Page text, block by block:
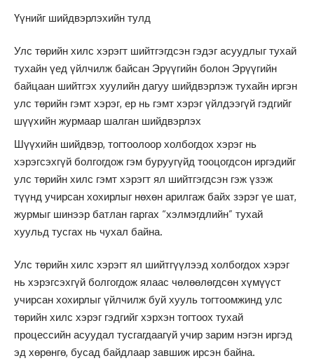
Үүнийг шийдвэрлэхийн тулд
Улс төрийн хилс хэрэгт шийтгэгдсэн гэдэг асуудлыг тухай
тухайн үед үйлчилж байсан Эрүүгийн болон Эрүүгийн
байцаан шийтгэх хуулийн дагуу шийдвэрлэж тухайн иргэн
улс төрийн гэмт хэрэг, ер нь гэмт хэрэг үйлдээгүй гэдгийг
шүүхийн журмаар шалган шийдвэрлэх
Шүүхийн шийдвэр, тогтоолоор холбогдох хэрэг нь
хэрэгсэхгүй болгогдож гэм буруугүйд тооцогдсон иргэдийг
улс төрийн хилс гэмт хэрэгт ял шийтгэгдсэн гэж үзэж
түүнд учирсан хохирлыг нөхөн арилгаж байх зэрэг үе шат,
журмыг шинээр батлан гаргах “хэлмэгдлийн” тухай
хуульд тусгах нь чухал байна.
Улс төрийн хилс хэрэгт ял шийтгүүлээд холбогдох хэрэг
нь хэрэгсэхгүй болгогдож ялаас чөлөөлөгдсөн хүмүүст
учирсан хохирлыг үйлчилж буй хууль тогтоомжинд улс
төрийн хилс хэрэг гэдгийг хэрхэн тогтоох тухай
процессийн асуудал тусгагдаагүй учир зарим нэгэн иргэд
эд хөрөнгө, бусад байдлаар завшиж ирсэн байна.